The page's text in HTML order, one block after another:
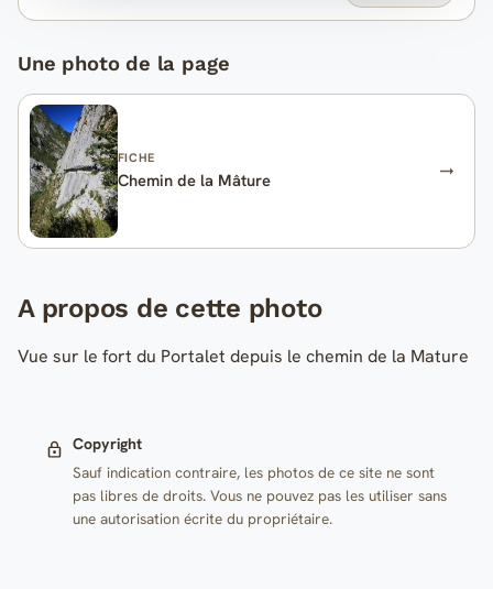
Une photo de la page
FICHE
Chemin de la Mâture
A propos de cette photo
Vue sur le fort du Portalet depuis le chemin de la Mature
Copyright
Sauf indication contraire, les photos de ce site ne sont
pas libres de droits. Vous ne pouvez pas les utiliser sans
une autorisation écrite du propriétaire.